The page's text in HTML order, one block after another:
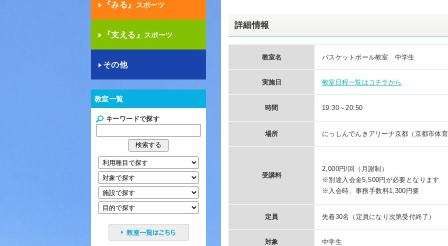
詳細情報
教室名 バスケットボール教室 中学生
実施日 教室日程一覧はコチラから
時間 19:30～20:50
場所 にっしんでんきアリーナ京都（京都市体
受講料
2,000円/回（月謝制）
※別途入会金5,500円が必要となります
※入会時、事務手数料1,300円要
定員 先着30名（定員になり次第受付終了）
対象 中学生
『みる』 スポーツ
『支える』 スポーツ
その他
教室一覧
キーワードで探す